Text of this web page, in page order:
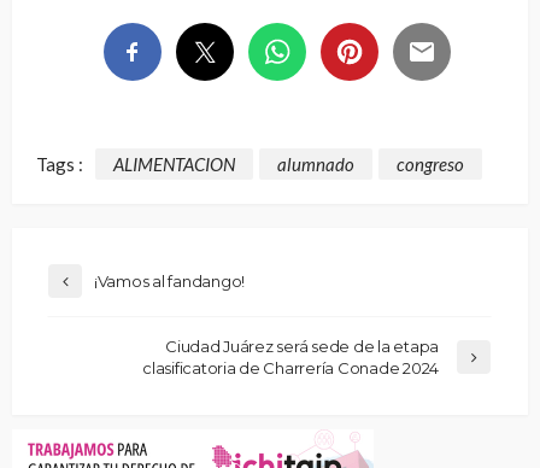
Tags : ALIMENTACION alumnado congreso
¡Vamos al fandango!
Ciudad Juárez será sede de la etapa
clasificatoria de Charrería Conade 2024